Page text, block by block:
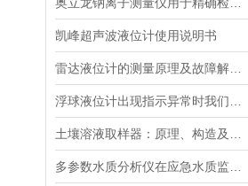
凯峰超声波液位计使用说明书